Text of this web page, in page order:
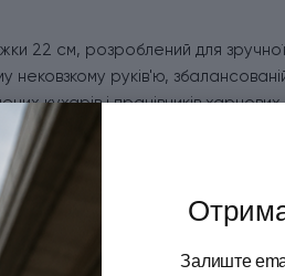
22 см, розроблений для
руків'ю,
кухарів і працівників харчових
чищення та нарізки овочів,
заводську гостроту. На клинку
серійним номером і знаком
втому під час тривалої
Залиште